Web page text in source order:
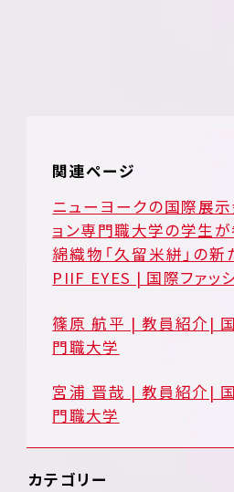
カテゴリー
関連ページ
ニューヨークの国際展
ョン専門職大学の学生
綿織物「久留米絣」の
PIIF EYES | 国際ファッ
篠原 航平 | 教員紹介| 国
門職大学
宮浦 晋哉 | 教員紹介| 国
門職大学